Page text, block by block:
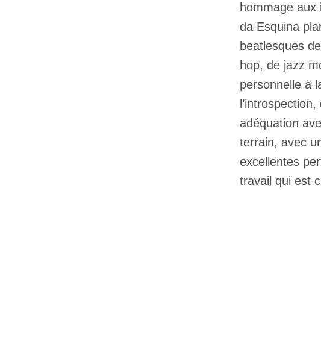
hommage
da Esquina
beatlesques
hop, de jazz
personnelle à
adéquation
terrain, avec
excellentes
travail qui est